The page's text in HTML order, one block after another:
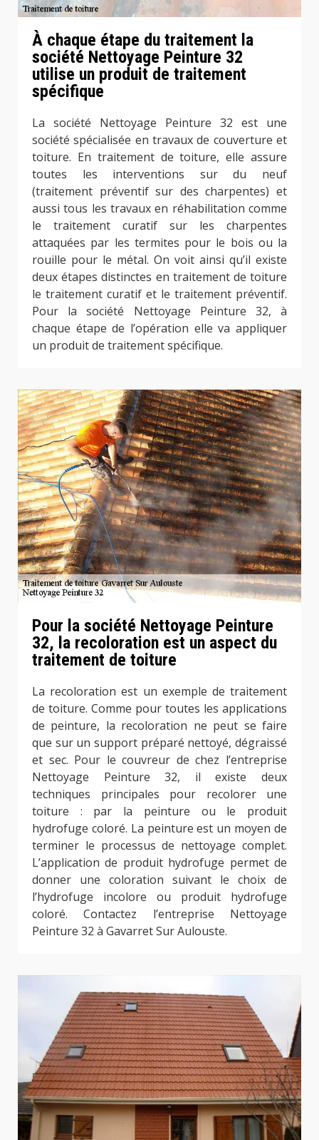
À chaque étape du traitement la
société Nettoyage Peinture 32
utilise un produit de traitement
spécifique
La société Nettoyage Peinture 32 est une
société spécialisée en travaux de couverture et
toiture. En traitement de toiture, elle assure
toutes les interventions sur du neuf
(traitement préventif sur des charpentes) et
aussi tous les travaux en réhabilitation comme
le traitement curatif sur les charpentes
attaquées par les termites pour le bois ou la
rouille pour le métal. On voit ainsi qu’il existe
deux étapes distinctes en traitement de toiture
le traitement curatif et le traitement préventif.
Pour la société Nettoyage Peinture 32, à
chaque étape de l’opération elle va appliquer
un produit de traitement spécifique.
Pour la société Nettoyage Peinture
32, la recoloration est un aspect du
traitement de toiture
La recoloration est un exemple de traitement
de toiture. Comme pour toutes les applications
de peinture, la recoloration ne peut se faire
que sur un support préparé nettoyé, dégraissé
et sec. Pour le couvreur de chez l’entreprise
Nettoyage Peinture 32, il existe deux
techniques principales pour recolorer une
toiture : par la peinture ou le produit
hydrofuge coloré. La peinture est un moyen de
terminer le processus de nettoyage complet.
L’application de produit hydrofuge permet de
donner une coloration suivant le choix de
l’hydrofuge incolore ou produit hydrofuge
coloré. Contactez l’entreprise Nettoyage
Peinture 32 à Gavarret Sur Aulouste.